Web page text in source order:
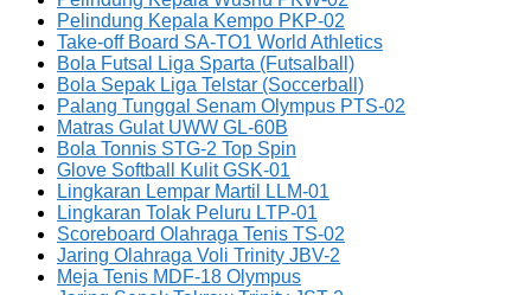
Pelindung Kepala Kempo PKP-02
Take-off Board SA-TO1 World Athletics
Bola Futsal Liga Sparta (Futsalball)
Bola Sepak Liga Telstar (Soccerball)
Palang Tunggal Senam Olympus PTS-02
Matras Gulat UWW GL-60B
Bola Tonnis STG-2 Top Spin
Glove Softball Kulit GSK-01
Lingkaran Lempar Martil LLM-01
Lingkaran Tolak Peluru LTP-01
Scoreboard Olahraga Tenis TS-02
Jaring Olahraga Voli Trinity JBV-2
Meja Tenis MDF-18 Olympus